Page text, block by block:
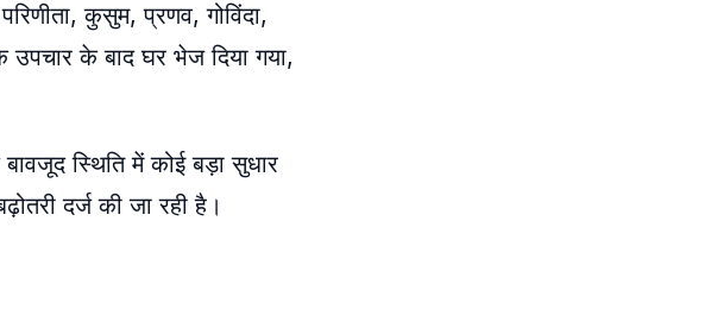
कुसुम, प्रणव, गोविंदा,
के बाद घर भेज दिया गया,
स्थिति में कोई बड़ा सुधार
दर्ज की जा रही है।